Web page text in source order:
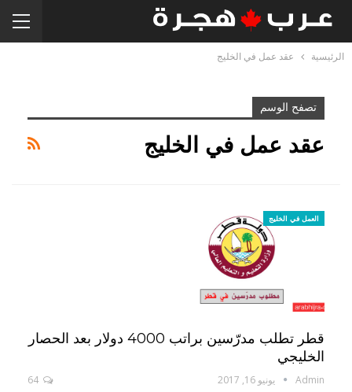
الرئيسية عقد عمل في الخليج
تصفح الوسم
عقد عمل في الخليج
العمل في الخليج
قطر تطلب مدرّسين براتب 4000 دولار بعد الحصار
الخليجي
Admin يونيو 16, 2017